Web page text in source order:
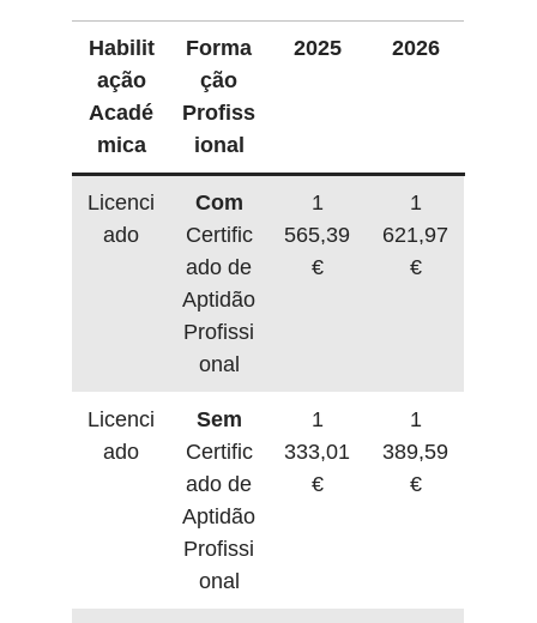
Habilit
ação
Acadé
mica
Forma
ção
Profiss
ional
2025 2026
Licenci
ado
Com
Certific
ado de
Aptidão
Profissi
onal
1
565,39
€
1
621,97
€
Licenci
ado
Sem
Certific
ado de
Aptidão
Profissi
onal
1
333,01
€
1
389,59
€